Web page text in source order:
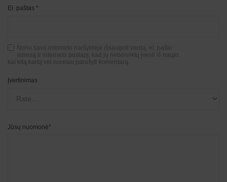
El. paštas *
Noriu savo interneto naršyklėje išsaugoti vardą, el. pašto
adresą ir interneto puslapį, kad jų nebereiktų įvesti iš naujo,
kai kitą kartą vėl norėsiu parašyti komentarą.
Įvertinimas
Jūsų nuomonė*